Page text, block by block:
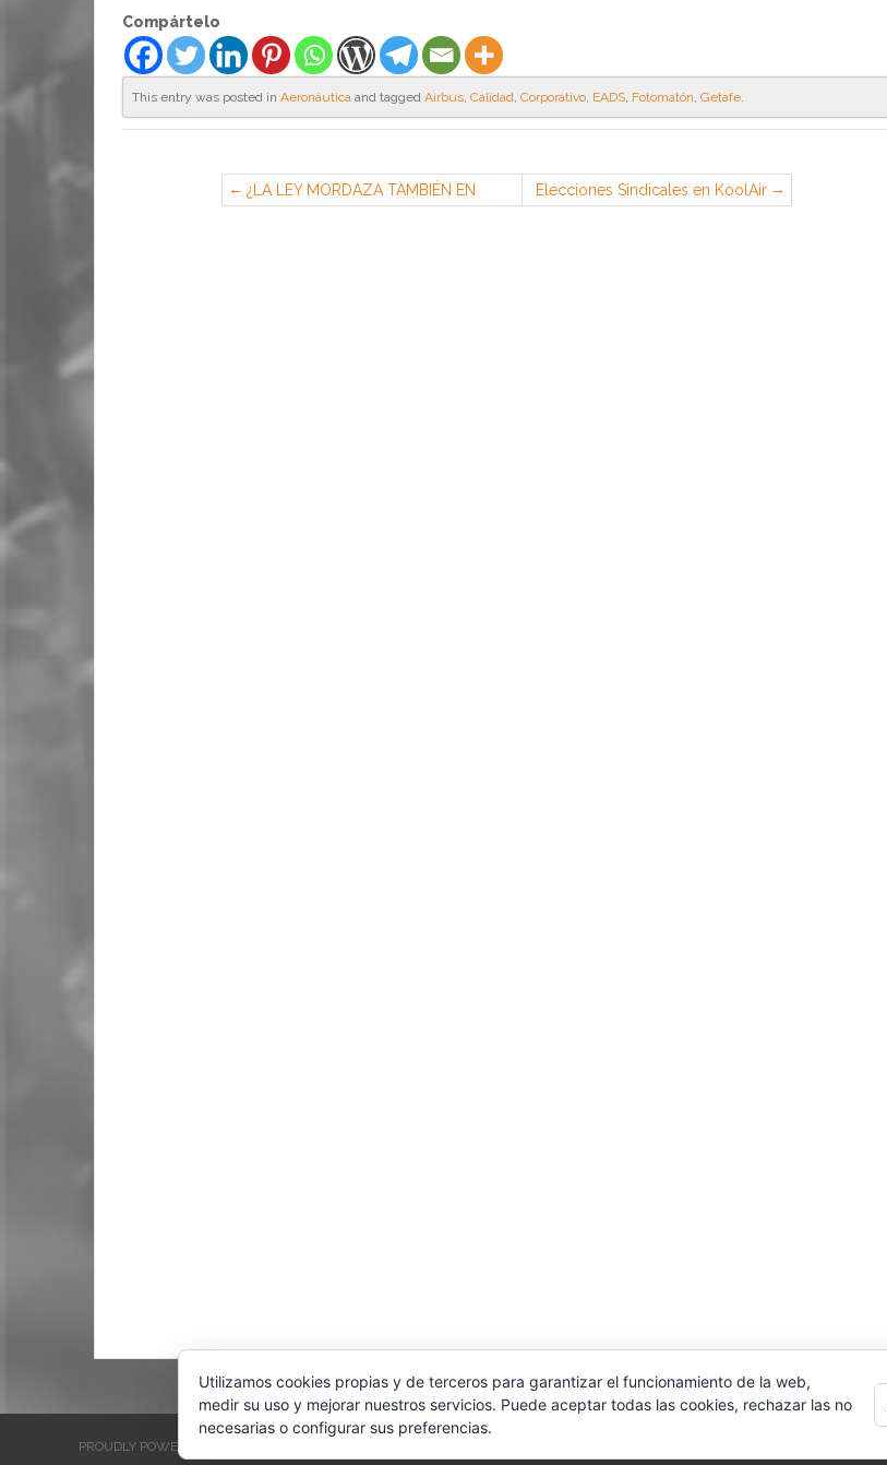
Compártelo
This entry was posted in Aeronáutica and tagged Airbus Calidad Corporativo EADS Fotomatón Getafe
¿LA LEY MORDAZA TAMBIÉN EN
AIRBUS GROUP? (CGT en EADS
Elecciones Sindicales en KoolAir
PROUDLY POWERED BY WORDPRESS
Utilizamos cookies propias y de terceros para garantizar el funcionamiento de la web,
medir su uso y mejorar nuestros servicios. Puede aceptar todas las cookies, rechazar las no
necesarias o configurar sus preferencias.